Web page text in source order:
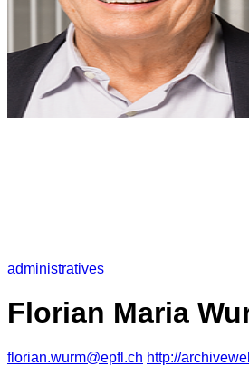
administratives
Florian Maria
florian.wurm@epfl.ch http://